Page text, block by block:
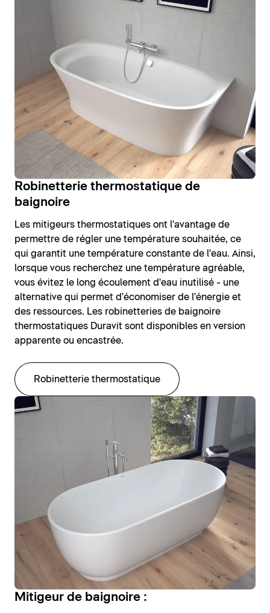
Robinetterie thermostatique de
baignoire
Les mitigeurs thermostatiques ont l'avantage de
permettre de régler une température souhaitée, ce
qui garantit une température constante de l'eau. Ainsi,
lorsque vous recherchez une température agréable,
vous évitez le long écoulement d'eau inutilisé - une
alternative qui permet d'économiser de l'énergie et
des ressources. Les robinetteries de baignoire
thermostatiques Duravit sont disponibles en version
apparente ou encastrée.
Robinetterie thermostatique
Mitigeur de baignoire :